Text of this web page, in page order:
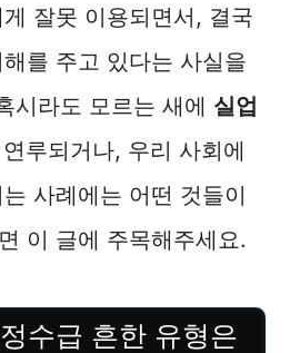
잘못 이용되면서, 결국
를 주고 있다는 사실을
시라도 모르는 새에 실업
루되거나, 우리 사회에
사례에는 어떤 것들이
이 글에 주목해주세요.
수급 흔한 유형은